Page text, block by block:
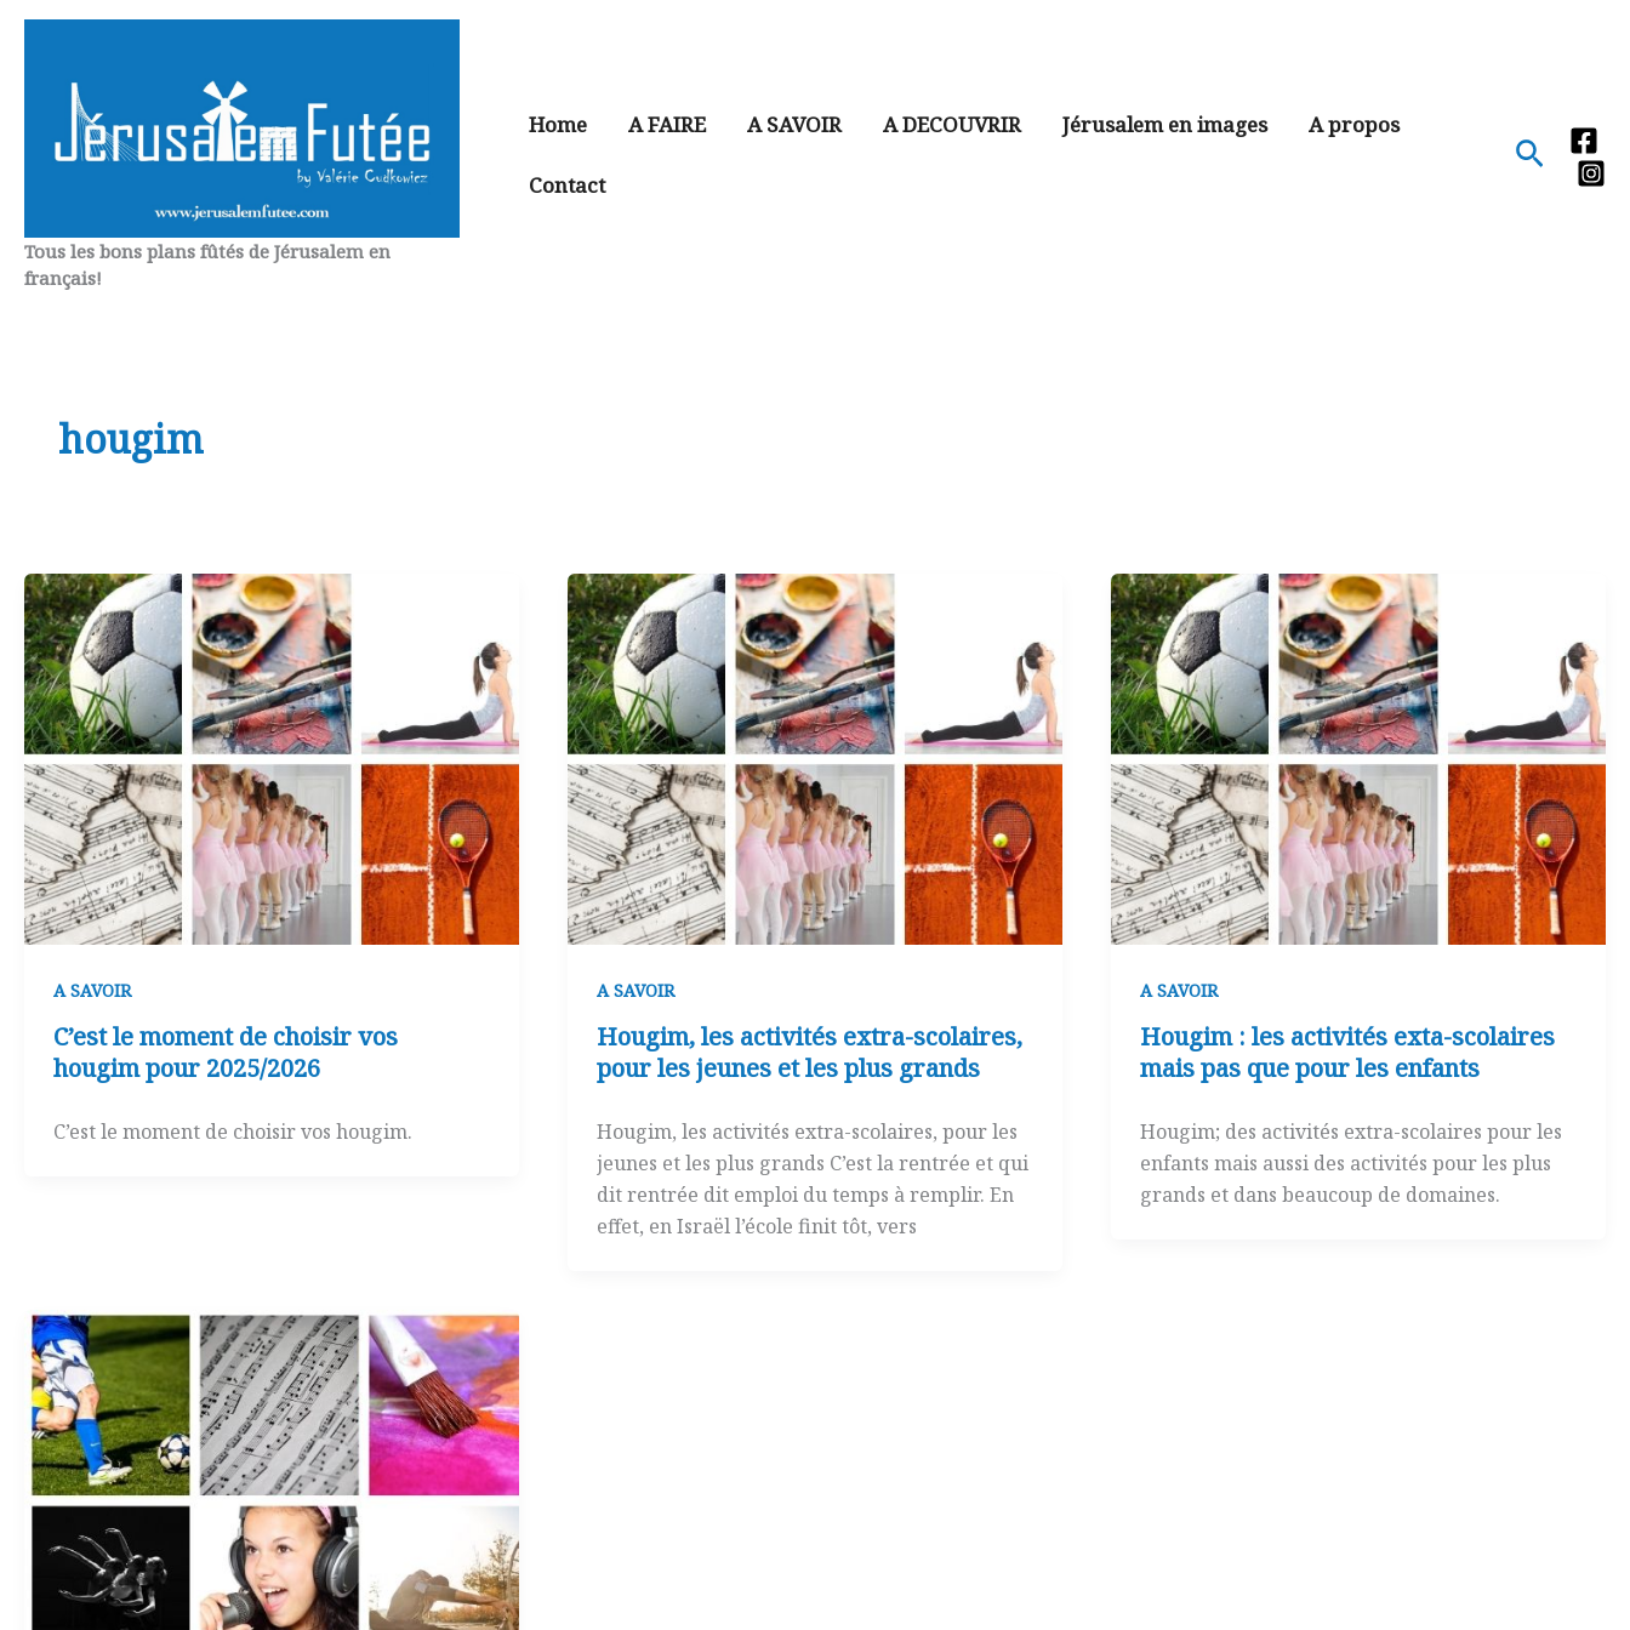
Aller
contenu
Tous les bons plans fûtés de Jérusalem en
français!
Home A FAIRE A SAVOIR A DECOUVRIR Jérusalem en images A propos
Contact
hougim
A SAVOIR
C’est le moment de choisir vos
hougim pour 2025/2026
C’est le moment de choisir vos hougim.
A SAVOIR
Hougim, les activités extra-scolaires,
pour les jeunes et les plus grands
Hougim, les activités extra-scolaires, pour les
jeunes et les plus grands C’est la rentrée et qui
dit rentrée dit emploi du temps à remplir. En
effet, en Israël l’école finit tôt, vers
A SAVOIR
Hougim : les activités exta-scolaires
mais pas que pour les enfants
Hougim; des activités extra-scolaires pour les
enfants mais aussi des activités pour les plus
grands et dans beaucoup de domaines.